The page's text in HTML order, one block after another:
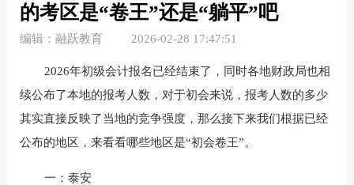
的考区是“卷王”还是“躺平”吧
编辑：融跃教育 2026-02-28 17:47:51
2026年初级会计报名已经结束了，同时各地财政局也相
续公布了本地的报考人数，对于初会来说，报考人数的多少
其实直接反映了当地的竞争强度，那么接下来我们根据已经
公布的地区，来看看哪些地区是“初会卷王”。
一：泰安